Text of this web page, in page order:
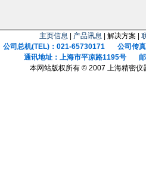
主页信息 产品讯息 | 解决方案 |
公司总机(TEL)：021-65730171 公司传真
通讯地址：上海市平凉路1195号 邮
本网站版权所有 © 2007 上海精密仪